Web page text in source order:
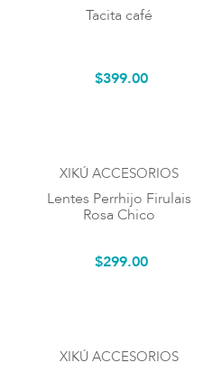
Tacita café
$399.00
XIKÚ ACCESORIOS
Lentes Perrhijo Firulais
Rosa Chico
$299.00
XIKÚ ACCESORIOS